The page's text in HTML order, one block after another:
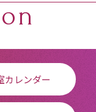
カレンダー